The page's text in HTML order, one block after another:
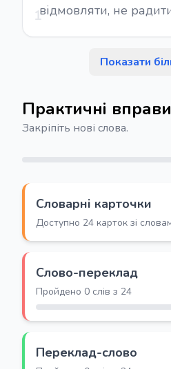
відмовляти, не
1
Показати
Практичні вправи
Закріпіть нові слова.
Словарні карточки
Доступно 24 карток зі
Слово-переклад
Пройдено 0 слів з 24
Переклад-слово